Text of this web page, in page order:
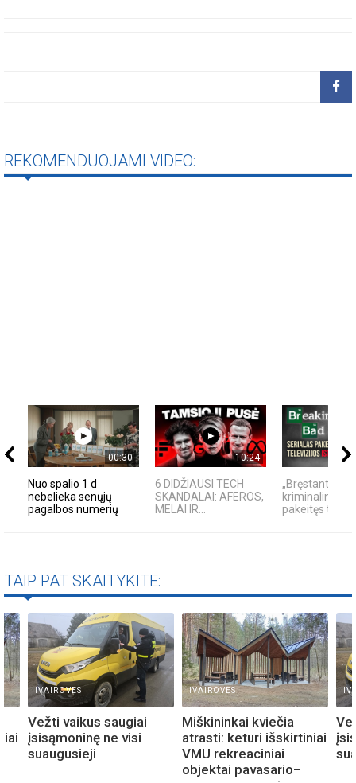
REKOMENDUOJAMI VIDEO:
00:30
Nuo spalio 1 d
nebelieka senųjų
pagalbos numerių
10:24
6 DIDŽIAUSI TECH
SKANDALAI: AFEROS,
MELAI IR...
„Bręstantis
kriminalinis
pakeitęs
TAIP PAT SKAITYKITE:
IVAIROVES
Vežti vaikus saugiai
įsisąmoninę ne visi
suaugusieji
IVAIROVES
Miškininkai kviečia
atrasti: keturi išskirtiniai
VMU rekreaciniai
objektai pavasario–